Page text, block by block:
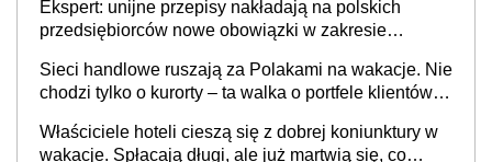
Ekspert: unijne przepisy nakładają na polskich
przedsiębiorców nowe obowiązki w zakresie
Sieci handlowe ruszają za Polakami na wakacje. Nie
chodzi tylko o kurorty – ta walka o portfele klientów
cichu
Właściciele hoteli cieszą się z dobrej koniunktury w
wakacje. Spłacają długi, ale już martwią się, co